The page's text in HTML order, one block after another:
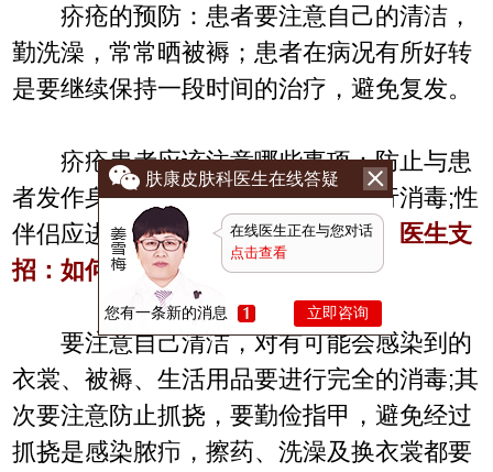
疥疮的预防：患者要注意自己的清洁，
勤洗澡，常常晒被褥；患者在病况有所好转
是要继续保持一段时间的治疗，避免复发。
疥疮患者应该注意哪些事项：防止与患
者发作身体接触；对患者的衣裳进行消毒;性
伴侣应进行防止性治疗。推荐阅读：
医生支
招：如何有效预防尖锐湿疣
要注意自己清洁，对有可能会感染到的
衣裳、被褥、生活用品要进行完全的消毒;其
次要注意防止抓挠，要勤俭指甲，避免经过
抓挠是感染脓疖，擦药、洗澡及换衣裳都要
肤康皮肤科医生在线答疑
在线医生正在与您对话
点击查看
您有一条新的消息 立即咨询